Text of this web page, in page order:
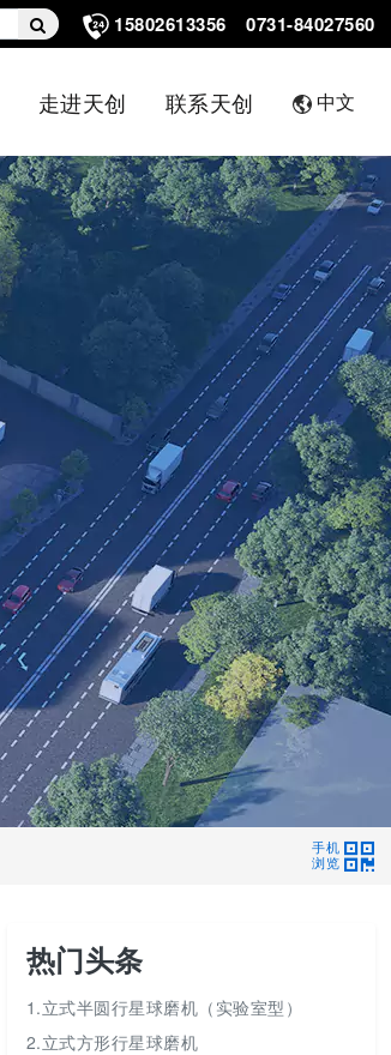
15802613356 0731-84027560
走进天创 联系天创 中文
手机
浏览
热门头条
1.立式半圆行星球磨机（实验室型）
2.立式方形行星球磨机